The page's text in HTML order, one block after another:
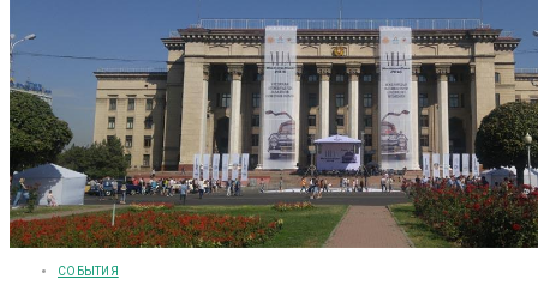
СОБЫТИЯ